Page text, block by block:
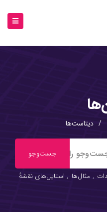
/ دیتاست‌ها
, مثال‌ها , استایل‌های نقشهٔ